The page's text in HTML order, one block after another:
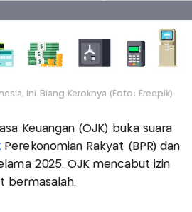
Ini Biang Keroknya (Foto: Freepik)
Keuangan (OJK) buka suara
Perekonomian Rakyat (BPR) dan
2025. OJK mencabut izin
bermasalah.